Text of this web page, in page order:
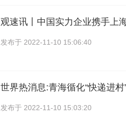
观速讯丨中国实力企业携手上
发布于 2022-11-10 15:06:40
世界热消息:青海循化“快递进村
发布于 2022-11-10 15:03:20